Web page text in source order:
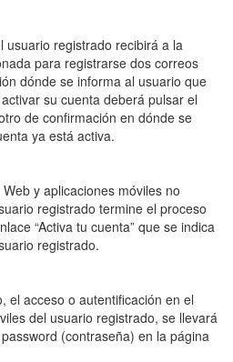
usuario registrado recibirá a la
para registrarse dos correos
dónde se informa al usuario que
su cuenta deberá pulsar el
de confirmación en dónde se
ya está activa.
y aplicaciones móviles no
registrado termine el proceso
“Activa tu cuenta” que se indica
registrado.
el acceso o autentificación en el
del usuario registrado, se llevará
(contraseña) en la página